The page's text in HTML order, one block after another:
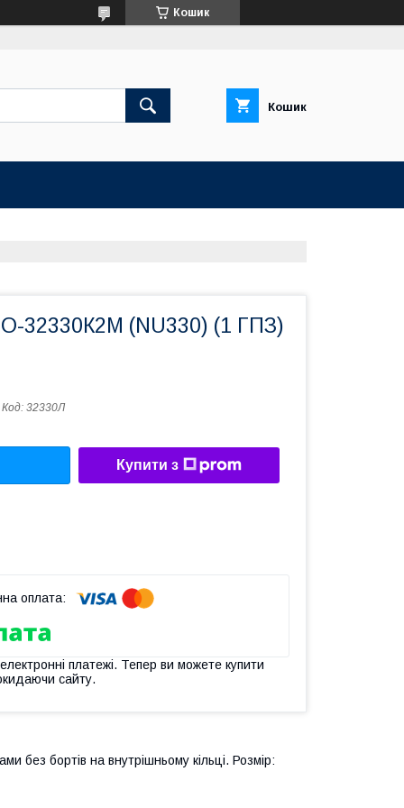
Кошик
Кошик
32330К2М (NU330) (1 ГПЗ)
Код: 32330Л
Купити з
платежі. Тепер ви можете купити
сайту.
без бортів на внутрішньому кільці. Розмір: